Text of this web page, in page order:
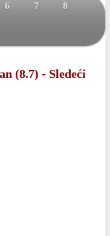
6 7 8
(8.7) - Sledeći